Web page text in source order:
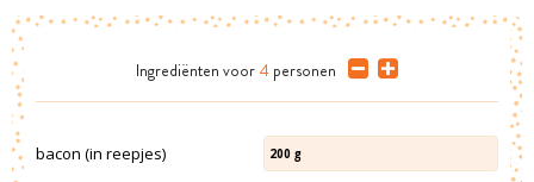
Ingrediënten voor 4 personen
bacon (in reepjes) 200 g